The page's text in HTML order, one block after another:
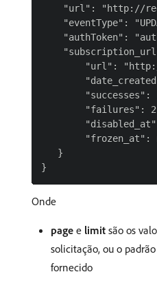
"url": "http://
"eventType":
"authToken":
"url":
"successes":
"failures":
"frozen_at":
   }
Onde
page e limit são os
solicitação, ou o
fornecido